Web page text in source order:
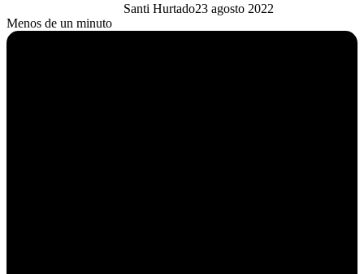
Santi Hurtado23 agosto 2022
Menos de un minuto